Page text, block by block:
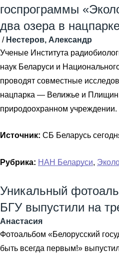
госпрограммы
два озера в
/ Нестеров, Александр
Ученые Института
наук Беларуси и
проводят совместные
нацпарка — Велижье и
природоохранном учреждении.
Источник: СБ Беларусь
Рубрика: НАН Беларуси,
Уникальный
БГУ выпустили на
Анастасия
Фотоальбом «Белорусский
быть всегда первым!»